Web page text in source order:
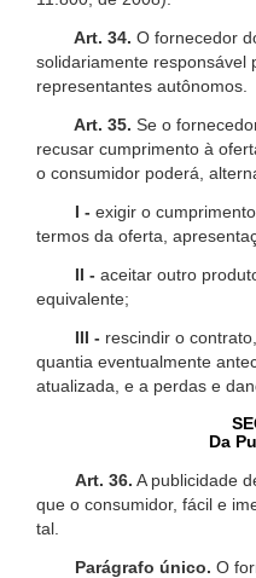
Art. 34. O fornecedor
solidariamente responsável
representantes autônomos.
Art. 35. Se o
recusar cumprimento à
o consumidor poderá,
I - exigir o
termos da oferta,
II - aceitar outro
equivalente;
III - rescindir o
quantia eventualmente
atualizada, e a perdas e
Da
Art. 36. A publicidade
que o consumidor, fácil e
tal.
Parágrafo único. O